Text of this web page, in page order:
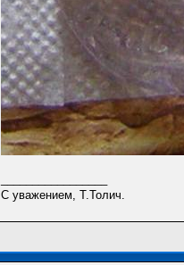
С уважением, Т.Толич.